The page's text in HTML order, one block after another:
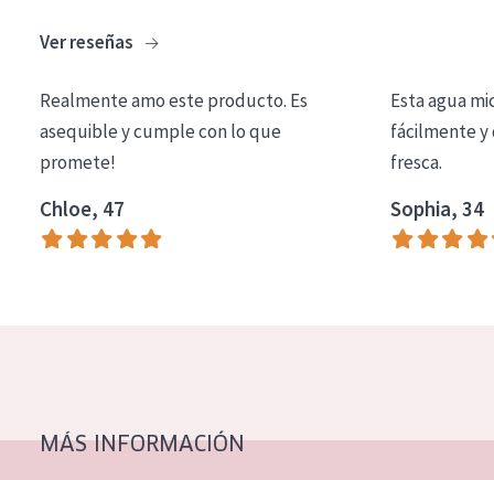
Limpieza
COLECCIÓN
Essentials
Lift+
Piel normal y seca
Ver reseñas
Realmente amo este producto. Es
asequible y cumple con lo que
promete!
Chloe, 47
Esta agua
fácilmente y
fresca.
Sophia, 34
MÁS INFORMACIÓN